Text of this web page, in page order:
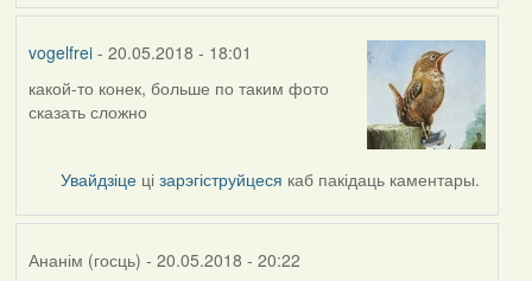
vogelfrei- 20.05.2018 - 18:01
In
reply
skinner
какой-то конек, больше по таким фото
сказать сложно
Увайдзіце цізарэгіструйцеся каб пакідаць каментары.
Ананім (госць) - 20.05.2018 - 20:22